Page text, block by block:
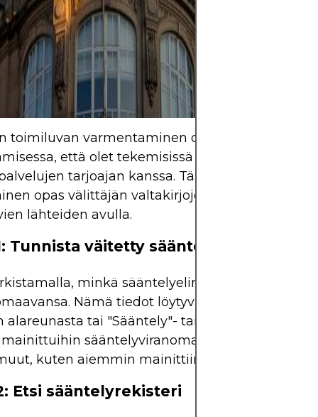
toimiluvan varmentaminen on ratkaiseva askel
että olet tekemisissä laillisen ja
tarjoajan kanssa. Tässä on
opas välittäjän valtakirjojen
lähteiden avulla.
Tunnista väitetty
minkä sääntelyelimen toimiluvan
Nämä tiedot löytyvät yleensä
alareunasta tai "Sääntely"- tai "Tietoja meistä" -
sääntelyviranomaisiin kuuluvat FCA,
kuten aiemmin mainittiin.
Etsi sääntelyrekisteri